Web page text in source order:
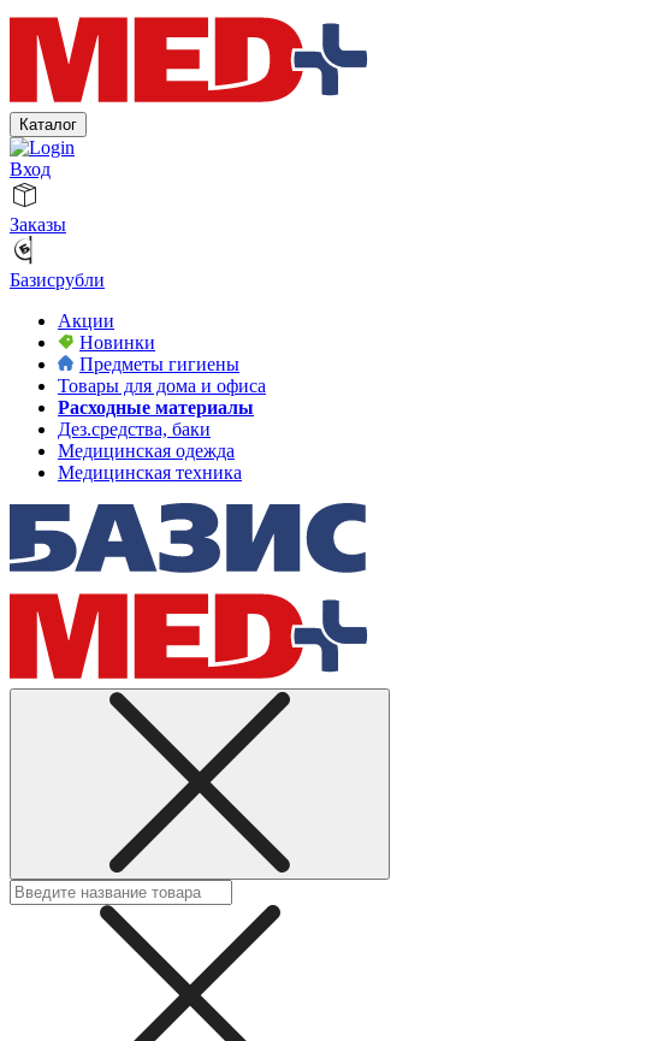
Каталог
Вход
Заказы
Базисрубли
Акции
Новинки
Предметы гигиены
Товары для дома и офиса
Расходные материалы
Дез.средства, баки
Медицинская одежда
Медицинская техника